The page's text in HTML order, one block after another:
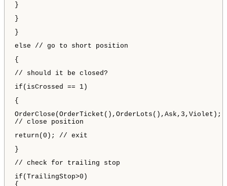
}
}
}
else // go to short position
{
// should it be closed?
if(isCrossed == 1)
{
OrderClose(OrderTicket(),OrderLots(),Ask,3,Violet);
// close position
return(0); // exit
}
// check for trailing stop
if(TrailingStop>0)
{